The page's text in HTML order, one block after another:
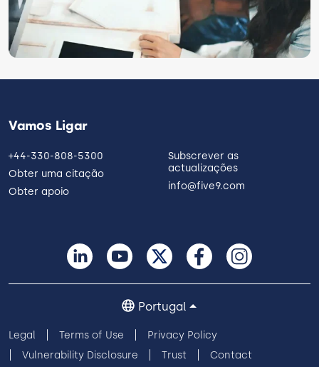
Vamos Ligar
+44-330-808-5300
Obter uma citação
Obter apoio
Subscrever as
actualizações
info@five9.com
Legal Terms of Use
Privacy Policy
Vulnerability Disclosure
Trust Contact
Portugal